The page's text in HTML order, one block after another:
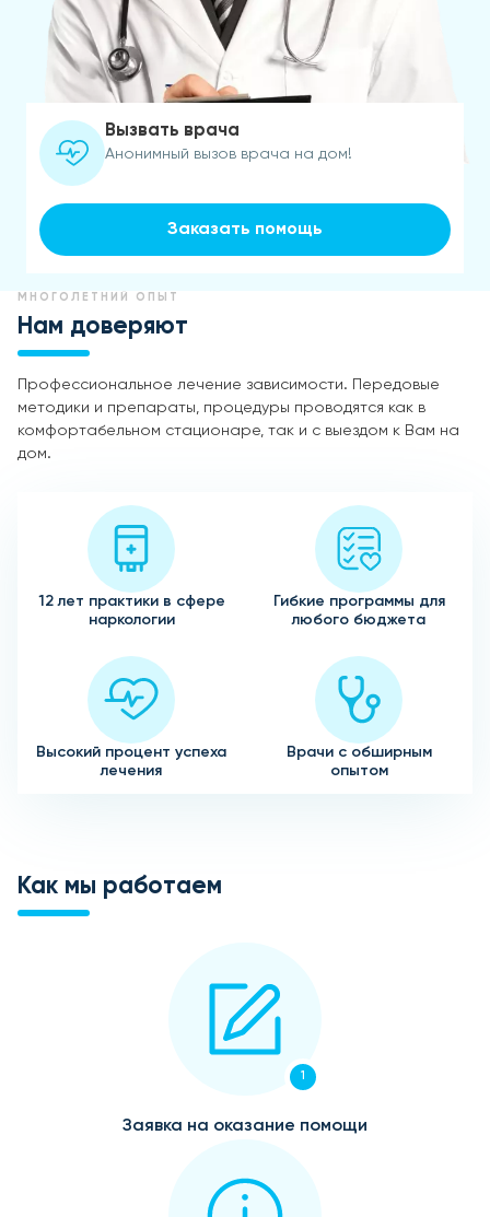
Вызвать врача
Анонимный вызов врача на дом!
Заказать помощь
МНОГОЛЕТНИЙ ОПЫТ
Нам доверяют
Профессиональное лечение зависимости. Передовые
методики и препараты, процедуры проводятся как в
комфортабельном стационаре, так и с выездом к Вам на
дом.
12 лет практики в сфере
наркологии
Гибкие программы для
любого бюджета
Высокий процент успеха
лечения
Врачи с обширным
опытом
Как мы работаем
1
Заявка на оказание помощи